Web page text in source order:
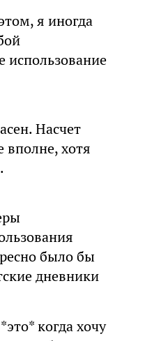
я иногда
использование
Насчет
вполне, хотя
было бы
дневники
когда хочу